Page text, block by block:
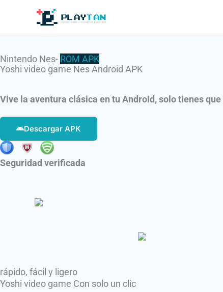
Nintendo Nes- ROM APK
Yoshi video game Nes Android APK
Vive la aventura clásica en tu Android, solo tienes
Descargar APK
Seguridad verificada
rápido, fácil y ligero
Yoshi video game Con solo un clic